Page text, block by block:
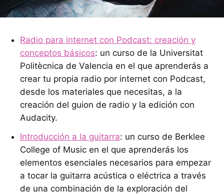
Radio para internet con Podcast: creación y
conceptos básicos: un curso de la Universitat
Politècnica de Valencia en el que aprenderás a
crear tu propia radio por internet con Podcast,
desde los materiales que necesitas, a la
creación del guion de radio y la edición con
Audacity.
Introducción a la guitarra: un curso de Berklee
College of Music en el que aprenderás los
elementos esenciales necesarios para empezar
a tocar la guitarra acústica o eléctrica a través
de una combinación de la exploración del